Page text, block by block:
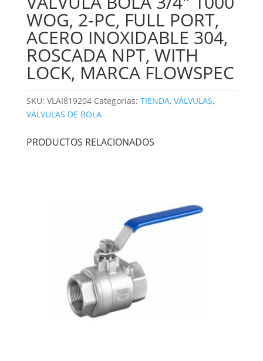
WOG, 2-PC, FULL PORT,
ACERO INOXIDABLE 304,
ROSCADA NPT, WITH
LOCK, MARCA FLOWSPEC
SKU: VLAI819204 Categorías: TIENDA, VÁLVULAS,
VÁLVULAS DE BOLA
PRODUCTOS RELACIONADOS